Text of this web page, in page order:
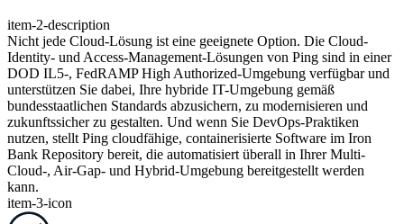
item-2-description
Nicht jede Cloud-Lösung ist eine geeignete Option. Die Cloud-
Identity- und Access-Management-Lösungen von Ping sind in einer
DOD IL5-, FedRAMP High Authorized-Umgebung verfügbar und
unterstützen Sie dabei, Ihre hybride IT-Umgebung gemäß
bundesstaatlichen Standards abzusichern, zu modernisieren und
zukunftssicher zu gestalten. Und wenn Sie DevOps-Praktiken
nutzen, stellt Ping cloudfähige, containerisierte Software im Iron
Bank Repository bereit, die automatisiert überall in Ihrer Multi-
Cloud-, Air-Gap- und Hybrid-Umgebung bereitgestellt werden
kann.
item-3-icon